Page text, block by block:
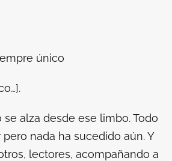
único
].
se alza desde ese limbo. Todo
nada ha sucedido aún. Y
lectores, acompañando a